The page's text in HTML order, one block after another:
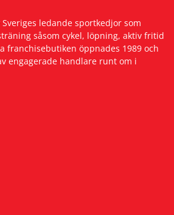
ledande sportkedjor som
såsom cykel, löpning, aktiv fritid
franchisebutiken öppnades 1989 och
engagerade handlare runt om i